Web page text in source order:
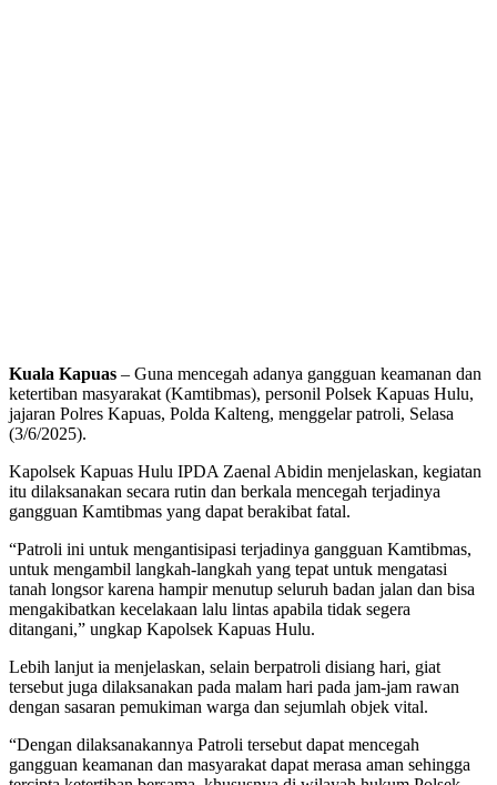
Kuala Kapuas – Guna mencegah adanya gangguan keamanan dan
ketertiban masyarakat (Kamtibmas), personil Polsek Kapuas Hulu,
jajaran Polres Kapuas, Polda Kalteng, menggelar patroli, Selasa
(3/6/2025).
Kapolsek Kapuas Hulu IPDA Zaenal Abidin menjelaskan, kegiatan
itu dilaksanakan secara rutin dan berkala mencegah terjadinya
gangguan Kamtibmas yang dapat berakibat fatal.
“Patroli ini untuk mengantisipasi terjadinya gangguan Kamtibmas,
untuk mengambil langkah-langkah yang tepat untuk mengatasi
tanah longsor karena hampir menutup seluruh badan jalan dan bisa
mengakibatkan kecelakaan lalu lintas apabila tidak segera
ditangani,” ungkap Kapolsek Kapuas Hulu.
Lebih lanjut ia menjelaskan, selain berpatroli disiang hari, giat
tersebut juga dilaksanakan pada malam hari pada jam-jam rawan
dengan sasaran pemukiman warga dan sejumlah objek vital.
“Dengan dilaksanakannya Patroli tersebut dapat mencegah
gangguan keamanan dan masyarakat dapat merasa aman sehingga